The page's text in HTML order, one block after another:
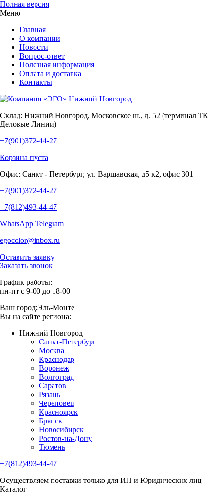
Полная версия
Меню
Главная
О компании
Новости
Вопрос-ответ
Полезная информация
Оплата и доставка
Контакты
Склад: Нижний Новгород, Московское ш., д. 52 (терминал ТК
Деловые Линии)
+7(901)372-44-27
Корзина пуста
Офис: Санкт - Петербург, ул. Варшавская, д5 к2, офис 301
+7(901)372-44-27
+7(812)493-44-47
WhatsApp Telegram
egocolor@inbox.ru
Оставить заявку
Заказать звонок
График работы:
пн-пт с 9-00 до 18-00
Ваш город:Эль-Монте
Вы на сайте региона:
Нижний Новгород
Санкт-Петербург
Москва
Краснодар
Воронеж
Волгоград
Саратов
Рязань
Череповец
Красноярск
Брянск
Новосибирск
Ростов-на-Дону
Тюмень
+7(812)493-44-47
Осуществляем поставки только для ИП и Юридических лиц
Каталог